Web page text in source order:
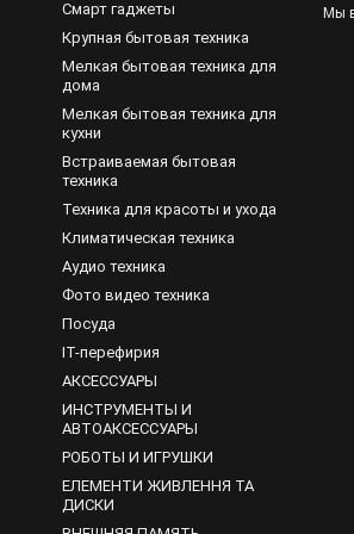
покрытие EcoClean. Поэтому
для приготовления еды. Духовые
для приготовления в посуде вок.
с электрической духовкой
высоту.
Смарт гаджеты
Крупная бытовая техника
Мелкая бытовая техника для
дома
Мелкая бытовая техника для
кухни
Встраиваемая бытовая
техника
Техника для красоты и ухода
Климатическая техника
Аудио техника
Фото видео техника
Посуда
IT-перефирия
АКСЕССУАРЫ
ИНСТРУМЕНТЫ И
АВТОАКСЕССУАРЫ
РОБОТЫ И ИГРУШКИ
ЕЛЕМЕНТИ ЖИВЛЕННЯ ТА
ДИСКИ
Мы